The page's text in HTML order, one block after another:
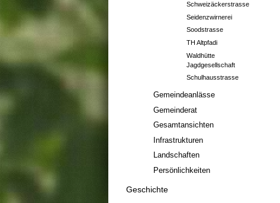
Schweizäckerstrasse
Seidenzwirnerei
Soodstrasse
TH Altpfadi
Waldhütte
Jagdgesellschaft
Schulhausstrasse
Gemeindeanlässe
Gemeinderat
Gesamtansichten
Infrastrukturen
Landschaften
Persönlichkeiten
Geschichte